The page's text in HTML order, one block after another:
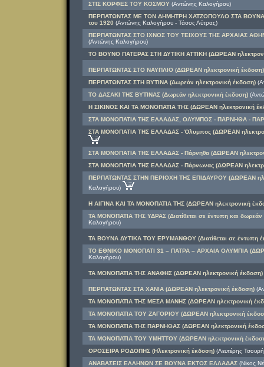
ΣΤΙΣ ΚΟΡΦΕΣ ΤΟΥ ΚΟΣΜΟΥ(Αντώνης Καλογήρου)
ΠΕΡΠΑΤΩΝΤΑΣ ΜΕ ΤΟΝ ΔΗΜΗΤΡΗ ΧΑΤΖΟΠΟΥΛΟ ΣΤΑ ΒΟΥΝΑ
του 1920 (Αντώνης Καλογήρου - Τάσος Λύτρας)
ΠΕΡΠΑΤΩΝΤΑΣ ΣΤΟ ΙΧΝΟΣ ΤΟΥ ΤΕΙΧΟΥΣ ΤΗΣ ΑΡΧΑΙΑΣ
(Αντώνης Καλογήρου)
ΤΟ ΒΟΥΝΟ ΠΑΤΕΡΑΣ ΣΤΗ ΔΥΤΙΚΗ ΑΤΤΙΚΗ (ΔΩΡΕΑΝ
ΠΕΡΠΑΤΩΝΤΑΣ ΣΤΟ ΝΑΥΠΛΙΟ (ΔΩΡΕΑΝ ηλεκτρονική έκδοση)
ΠΕΡΠΑΤΩΝΤΑΣ ΣΤΗ ΒΥΤΙΝΑ (Δωρεάν ηλεκτρονική έκδοση)
ΤΟ ΔΑΣΑΚΙ ΤΗΣ ΒΥΤΙΝΑΣ (Δωρεάν ηλεκτρονική έκδοση)
Η ΣΙΚΙΝΟΣ ΚΑΙ ΤΑ ΜΟΝΟΠΑΤΙΑ ΤΗΣ (ΔΩΡΕΑΝ ηλεκτρονική
ΣΤΑ ΜΟΝΟΠΑΤΙΑ ΤΗΣ ΕΛΛΑΔΑΣ, ΟΛΥΜΠΟΣ - ΠΑΡΝΗΘΑ -
ΣΤΑ ΜΟΝΟΠΑΤΙΑ ΤΗΣ ΕΛΛΑΔΑΣ - Όλυμπος (ΔΩΡΕΑΝ
ΣΤΑ ΜΟΝΟΠΑΤΙΑ ΤΗΣ ΕΛΛΑΔΑΣ - Πάρνηθα (ΔΩΡΕΑΝ
ΣΤΑ ΜΟΝΟΠΑΤΙΑ ΤΗΣ ΕΛΛΑΔΑΣ - Πάρνωνας (ΔΩΡΕΑΝ
ΠΕΡΠΑΤΩΝΤΑΣ ΣΤΗΝ ΠΕΡΙΟΧΗ ΤΗΣ ΕΠΙΔΑΥΡΟΥ (ΔΩΡΕΑΝ
Καλογήρου)
Η ΑΙΓΙΝΑ ΚΑΙ ΤΑ ΜΟΝΟΠΑΤΙΑ ΤΗΣ (ΔΩΡΕΑΝ ηλεκτρονική
ΤΑ ΜΟΝΟΠΑΤΙΑ ΤΗΣ ΥΔΡΑΣ (Διατίθεται σε έντυπη και δωρεάν
Καλογήρου)
ΤΑ ΒΟΥΝΑ ΔΥΤΙΚΑ ΤΟΥ ΕΡΥΜΑΝΘΟΥ (Διατίθεται σε έντυπη
ΤΟ ΕΘΝΙΚΟ ΜΟΝΟΠΑΤΙ 31 – ΠΑΤΡΑ – ΑΡΧΑΙΑ ΟΛΥΜΠΙΑ
Καλογήρου)
ΤΑ ΜΟΝΟΠΑΤΙΑ ΤΗΣ ΑΝΑΦΗΣ (ΔΩΡΕΑΝ ηλεκτρονική έκδοση)
ΠΕΡΠΑΤΩΝΤΑΣ ΣΤΑ ΧΑΝΙΑ (ΔΩΡΕΑΝ ηλεκτρονική έκδοση)
ΤΑ ΜΟΝΟΠΑΤΙΑ ΤΗΣ ΜΕΣΑ ΜΑΝΗΣ (ΔΩΡΕΑΝ ηλεκτρονική
ΤΑ ΜΟΝΟΠΑΤΙΑ ΤOY ΖΑΓΟΡΙΟΥ (ΔΩΡΕΑΝ ηλεκτρονική
ΤΑ ΜΟΝΟΠΑΤΙΑ ΤΗΣ ΠΑΡΝΗΘΑΣ (ΔΩΡΕΑΝ ηλεκτρονική
ΤΑ ΜΟΝΟΠΑΤΙΑ ΤΟΥ ΥΜΗΤΤΟΥ (ΔΩΡΕΑΝ ηλεκτρονική
ΟΡΟΣΕΙΡΑ ΡΟΔΟΠΗΣ (Ηλεκτρονική έκδοση)(Λευτέρης
ΑΝΑΒΑΣΕΙΣ ΕΛΛΗΝΩΝ ΣΕ ΒΟΥΝΑ ΕΚΤΟΣ ΕΛΛΑΔΑΣ(Νίκος